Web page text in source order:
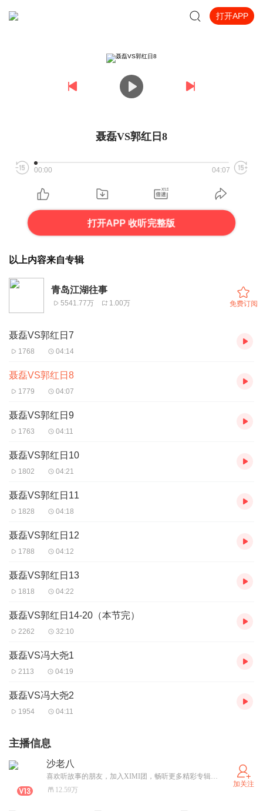
打开APP
聂磊VS郭红日8
00:00 04:07
打开APP 收听完整版
以上内容来自专辑
青岛江湖往事
5541.77万 1.00万 免费订阅
聂磊VS郭红日7
1768 04:14
聂磊VS郭红日8
1779 04:07
聂磊VS郭红日9
1763 04:11
聂磊VS郭红日10
1802 04:21
聂磊VS郭红日11
1828 04:18
聂磊VS郭红日12
1788 04:12
聂磊VS郭红日13
1818 04:22
聂磊VS郭红日14-20（本节完）
2262 32:10
聂磊VS冯大尧1
2113 04:19
聂磊VS冯大尧2
1954 04:11
主播信息
沙老八
喜欢听故事的朋友，加入XIMI团，畅听更多精彩专辑，每晚六点准时更新！
12.59万
加关注